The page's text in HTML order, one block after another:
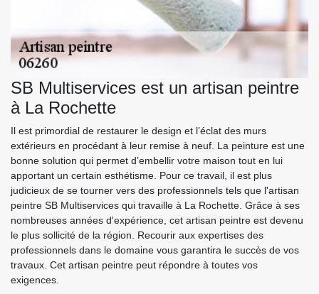
SB Multiservices est un artisan peintre
à La Rochette
Il est primordial de restaurer le design et l’éclat des murs
extérieurs en procédant à leur remise à neuf. La peinture est une
bonne solution qui permet d’embellir votre maison tout en lui
apportant un certain esthétisme. Pour ce travail, il est plus
judicieux de se tourner vers des professionnels tels que l'artisan
peintre SB Multiservices qui travaille à La Rochette. Grâce à ses
nombreuses années d'expérience, cet artisan peintre est devenu
le plus sollicité de la région. Recourir aux expertises des
professionnels dans le domaine vous garantira le succès de vos
travaux. Cet artisan peintre peut répondre à toutes vos
exigences.